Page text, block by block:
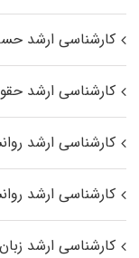
کارشناسی ارشد
کارشناسی ارشد
کارشناسی ارشد
کارشناسی ارشد
کارشناسی ارشد